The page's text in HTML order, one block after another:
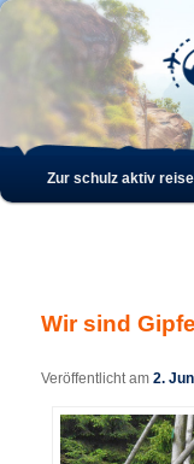
Hauptmenü
Zum
Zum
Zur schulz aktiv
Wir sind
Veröffentlicht am2.